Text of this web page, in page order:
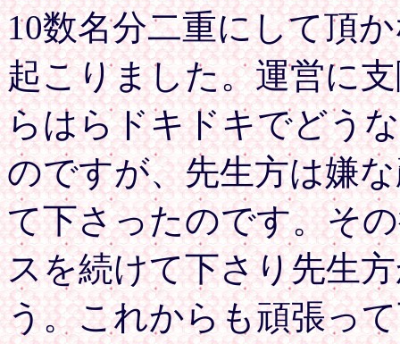
10数名分二重にして頂
起こりました。運営に
らはらドキドキでどう
のですが、先生方は嫌
て下さったのです。そ
スを続けて下さり先生
う。これからも頑張っ